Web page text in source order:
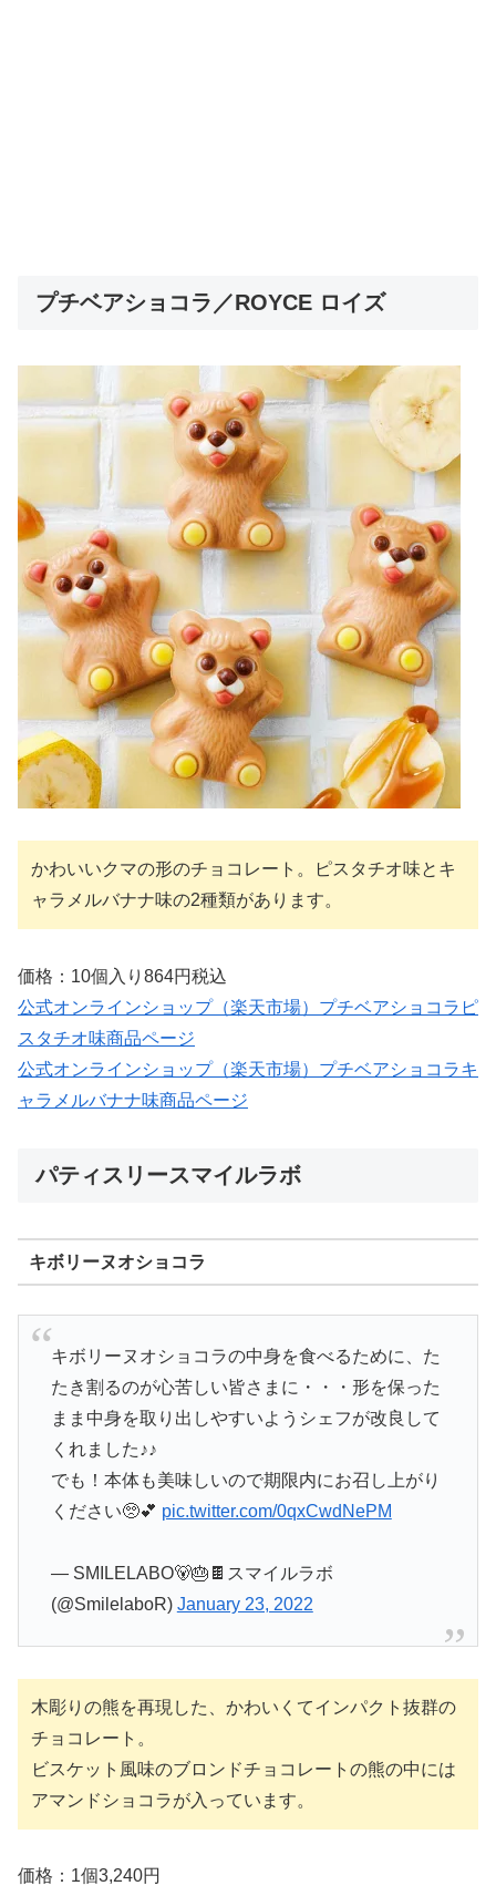
プチベアショコラ／ROYCE ロイズ
かわいいクマの形のチョコレート。ピスタチオ味とキ
ャラメルバナナ味の2種類があります。
価格：10個入り864円税込
公式オンラインショップ（楽天市場）プチベアショコラピ
スタチオ味商品ページ
公式オンラインショップ（楽天市場）プチベアショコラキ
ャラメルバナナ味商品ページ
パティスリースマイルラボ
キボリーヌオショコラ
キボリーヌオショコラの中身を食べるために、た
たき割るのが心苦しい皆さまに・・・形を保った
まま中身を取り出しやすいようシェフが改良して
くれました♪♪
でも！本体も美味しいので期限内にお召し上がり
ください🥺💕 pic.twitter.com/0qxCwdNePM
— SMILELABO🐻🎂🍫スマイルラボ
(@SmilelaboR) January 23, 2022
木彫りの熊を再現した、かわいくてインパクト抜群の
チョコレート。
ビスケット風味のブロンドチョコレートの熊の中には
アマンドショコラが入っています。
価格：1個3,240円